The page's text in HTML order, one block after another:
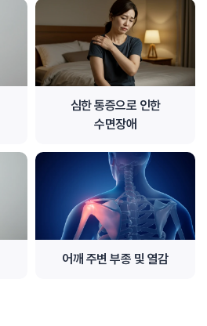
심한 통증으로 인한
수면장애
어깨 주변 부종 및 열감